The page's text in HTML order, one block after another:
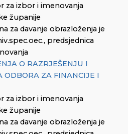
za izbor i imenovanja
županije
za davanje obrazloženja je
predsjednica
O RAZRJEŠENJU I
ODBORA ZA FINANCIJE I
za izbor i imenovanja
županije
za davanje obrazloženja je